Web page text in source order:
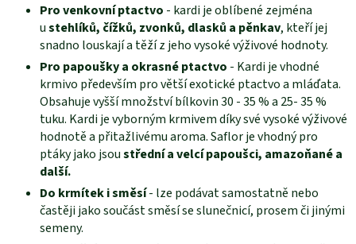
Pro venkovní ptactvo - kardi je oblíbené zejména
ustehlíků, čížků, zvonků, dlasků a pěnkav, kteří jej
snadno louskají a těží z jeho vysoké výživové hodnoty.
Pro papoušky a okrasné ptactvo - Kardi je vhodné
krmivo především pro větší exotické ptactvo a mláďata.
Obsahuje vyšší množství bílkovin 30 - 35 % a 25- 35 %
tuku. Kardi je vyborným krmivem díky své vysoké výživové
hodnotě a přitažlivému aroma. Saflor je vhodný pro
ptáky jako jsoustřední a velcí papoušci, amazoňané a
další.
Do krmítek i směsí- lze podávat samostatně nebo
častěji jako součást směsí se slunečnicí, prosem či jinými
semeny.